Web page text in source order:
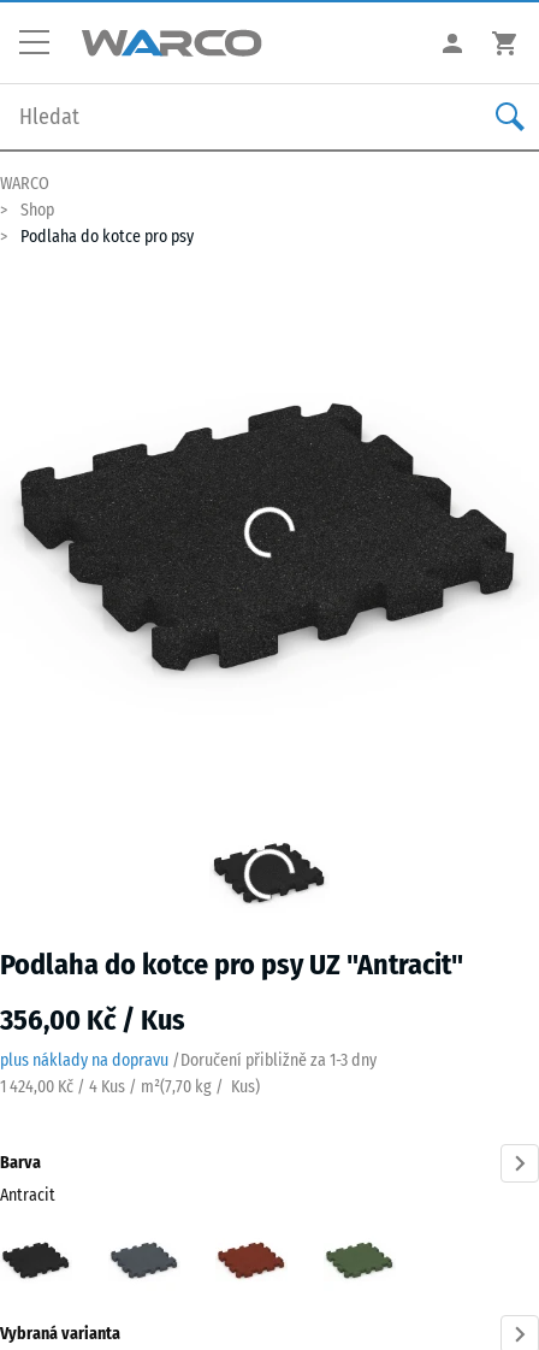
WARCO
Shop
Podlaha do kotce pro psy
Podlaha do kotce pro psy UZ "Antracit"
356,00 Kč / Kus
plus náklady na dopravu /Doručení přibližně za 1-3 dny
1 424,00 Kč / 4 Kus / m²(7,70 kg / Kus)
Barva
Antracit
(active)
šedá
červená
informací
Vybraná varianta